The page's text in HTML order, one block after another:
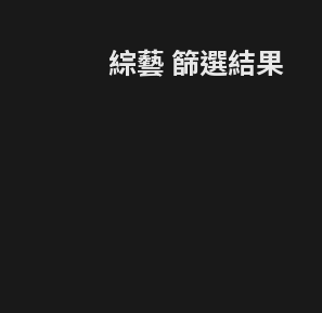
綜藝 篩選結果